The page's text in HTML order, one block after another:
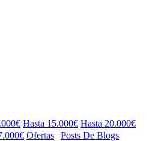
Hasta 15.000€ Hasta 20.000€
Ofertas
Posts De Blogs